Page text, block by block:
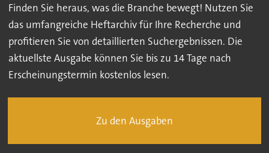
Finden Sie heraus, was die Branche bewegt! Nutzen Sie
das umfangreiche Heftarchiv für Ihre Recherche und
profitieren Sie von detaillierten Suchergebnissen. Die
aktuellste Ausgabe können Sie bis zu 14 Tage nach
Erscheinungstermin kostenlos lesen.
Zu den Ausgaben